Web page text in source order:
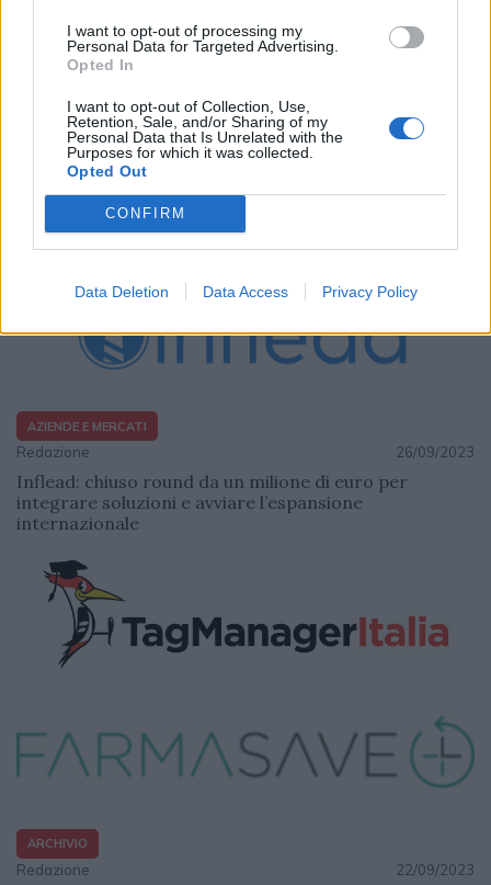
I want to opt-out of processing my
Personal Data for Targeted Advertising.
Opted In
I want to opt-out of Collection, Use,
Retention, Sale, and/or Sharing of my
Personal Data that Is Unrelated with the
Purposes for which it was collected.
Opted Out
CONFIRM
Data Deletion Data Access Privacy Policy
Adform-YouGov: i marketer italiani non hanno le idee
chiare sull’era cookieless
AZIENDE E MERCATI
Redazione 26/09/2023
Inflead: chiuso round da un milione di euro per
integrare soluzioni e avviare l’espansione
internazionale
ARCHIVIO
Redazione 22/09/2023